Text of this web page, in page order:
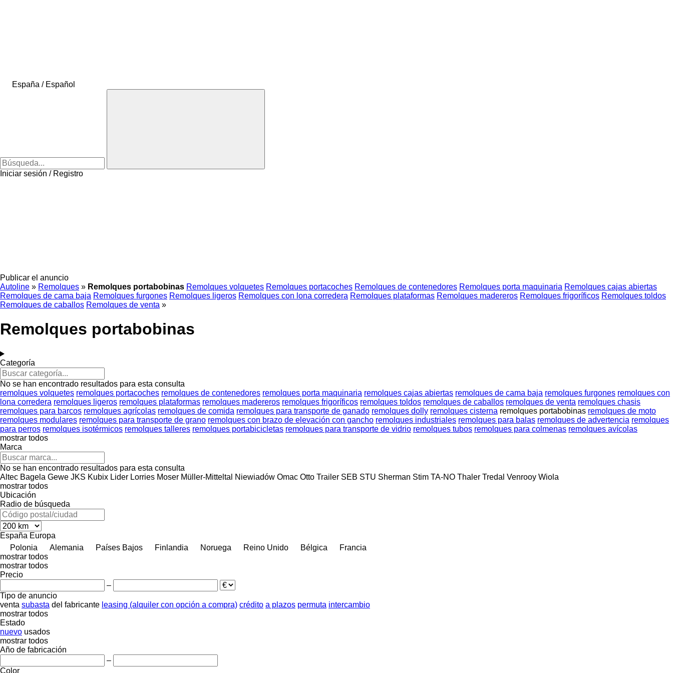
España / Español
Iniciar sesión / Registro
Publicar el anuncio
Autoline » Remolques » Remolques portabobinas Remolques volquetes Remolques portacoches Remolques de contenedores Remolques porta maquinaria Remolques cajas abiertas
Remolques de cama baja Remolques furgones Remolques ligeros Remolques con lona corredera Remolques plataformas Remolques madereros Remolques frigoríficos Remolques toldos
Remolques de caballos Remolques de venta »
Remolques portabobinas
Categoría
No se han encontrado resultados para esta consulta
remolques volquetes remolques portacoches remolques de contenedores remolques porta maquinaria remolques cajas abiertas remolques de cama baja remolques furgones remolques con
lona corredera remolques ligeros remolques plataformas remolques madereros remolques frigoríficos remolques toldos remolques de caballos remolques de venta remolques chasis
remolques para barcos remolques agrícolas remolques de comida remolques para transporte de ganado remolques dolly remolques cisterna remolques portabobinas remolques de moto
remolques modulares remolques para transporte de grano remolques con brazo de elevación con gancho remolques industriales remolques para balas remolques de advertencia remolques
para perros remolques isotérmicos remolques talleres remolques portabicicletas remolques para transporte de vidrio remolques tubos remolques para colmenas remolques avícolas
mostrar todos
Marca
No se han encontrado resultados para esta consulta
Altec Bagela Gewe JKS Kubix Lider Lorries Moser Müller-Mitteltal Niewiadów Omac Otto Trailer SEB STU Sherman Stim TA-NO Thaler Tredal Venrooy Wiola
mostrar todos
Ubicación
Radio de búsqueda
España Europa
Polonia
Alemania Países Bajos Finlandia Noruega Reino Unido Bélgica
Francia
mostrar todos
mostrar todos
Precio
–
Tipo de anuncio
venta subasta del fabricante leasing (alquiler con opción a compra) crédito a plazos permuta intercambio
mostrar todos
Estado
nuevo usados
mostrar todos
Año de fabricación
–
Color